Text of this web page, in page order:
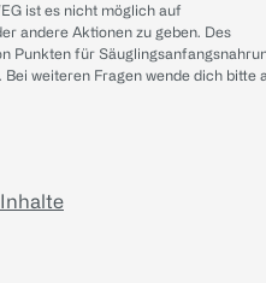
ist es nicht möglich auf
andere Aktionen zu geben. Des
Punkten für
Bei weiteren Fragen wende dich bitte